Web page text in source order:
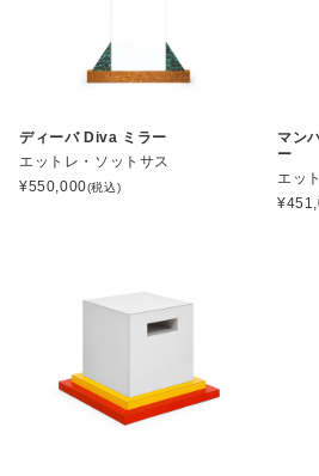
ディーバ Diva ミラー
エットレ・ソットサス
¥550,000(税込)
マン
ー
エッ
¥